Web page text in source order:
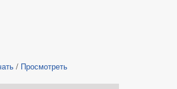
/ Просмотреть